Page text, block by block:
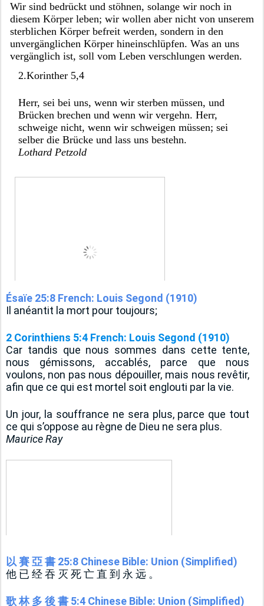
Wir sind bedrückt und stöhnen, solange wir noch in
diesem Körper leben; wir wollen aber nicht von unserem
sterblichen Körper befreit werden, sondern in den
unvergänglichen Körper hineinschlüpfen. Was an uns
vergänglich ist, soll vom Leben verschlungen werden.
2.Korinther 5,4
Herr, sei bei uns, wenn wir sterben müssen, und
Brücken brechen und wenn wir vergehn. Herr,
schweige nicht, wenn wir schweigen müssen; sei
selber die Brücke und lass uns bestehn.
Lothard Petzold
Ésaïe 25:8 French: Louis Segond (1910)
Il anéantit la mort pour toujours;
2 Corinthiens 5:4 French: Louis Segond (1910)
Car tandis que nous sommes dans cette tente,
nous gémissons, accablés, parce que nous
voulons, non pas nous dépouiller, mais nous revêtir,
afin que ce qui est mortel soit englouti par la vie.
Un jour, la souffrance ne sera plus, parce que tout
ce qui s’oppose au règne de Dieu ne sera plus.
Maurice Ray
以 賽 亞 書 25:8 Chinese Bible: Union (Simplified)
他 已 经 吞 灭 死 亡 直 到 永 远 。
歌 林 多 後 書 5:4 Chinese Bible: Union (Simplified)